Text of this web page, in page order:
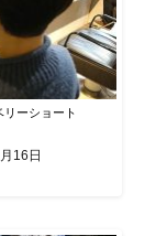
リーショート
16日